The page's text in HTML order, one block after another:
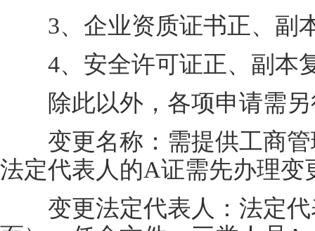
3、企业资质证书正、副
4、安全许可证正、副本
除此以外，各项申请需另
变更名称：需提供工商管
法定代表人的A证需先办理变
变更法定代表人：法定代